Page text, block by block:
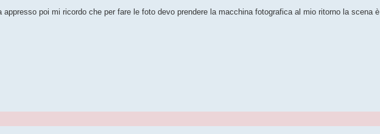
poi mi ricordo che per fare le foto devo prendere la macchina fotografica al mio ritorno la scena è